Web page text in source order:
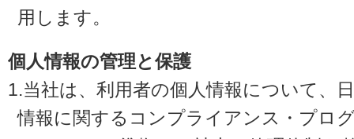
用します。
個人情報の管理と保護
1.当社は、利用者の個人情報について、
情報に関するコンプライアンス・プロ